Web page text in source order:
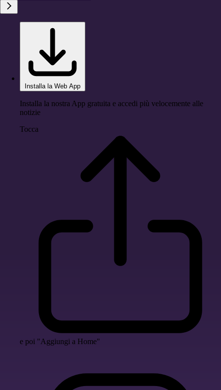
Installa la Web App
Installa la nostra App gratuita e accedi più velocemente alle
notizie
Tocca
e poi "Aggiungi a Home"